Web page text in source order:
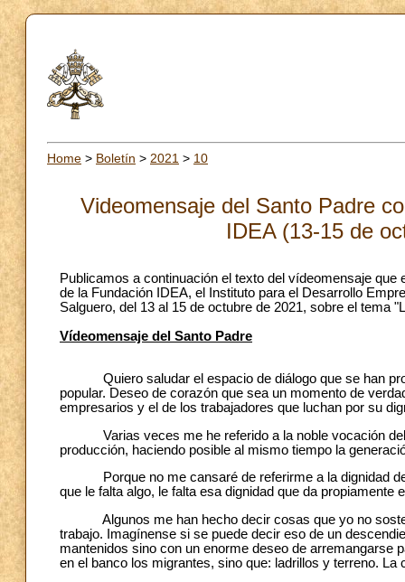
Home > Boletín > 2021 > 10
Videomensaje del Santo Padre
IDEA (13-15 de
Publicamos a continuación el texto del vídeomensaje
de la Fundación IDEA, el Instituto para el Desarrollo
Salguero, del 13 al 15 de octubre de 2021, sobre el tema
Vídeomensaje del Santo Padre
Quiero saludar el espacio de diálogo que se han
popular. Deseo de corazón que sea un momento de
empresarios y el de los trabajadores que luchan por su
Varias veces me he referido a la noble vocación del
producción, haciendo posible al mismo tiempo la
Porque no me cansaré de referirme a la dignidad del
que le falta algo, le falta esa dignidad que da propiamente
Algunos me han hecho decir cosas que yo no
trabajo. Imagínense si se puede decir eso de un
mantenidos sino con un enorme deseo de arremangarse
en el banco los migrantes, sino que: ladrillos y terreno.